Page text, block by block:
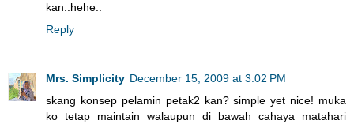
kan..hehe..
Reply
Mrs. Simplicity December 15, 2009 at 3:02 PM
skang konsep pelamin petak2 kan? simple yet nice! muka
ko tetap maintain walaupun di bawah cahaya matahari